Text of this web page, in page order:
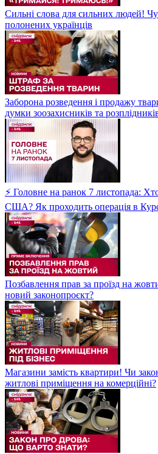
Сильні слова для сильних людей!
полонених українців
Заборона розведення і продажу
думки зоозахисників та
⚡ Головне на ранок 7 листопада:
США? Як проходить операція в
Позбавлення прав за проїзд на
новий законопроєкт?
Магазини замість квартири! Чи
житлові приміщення на комерційні?